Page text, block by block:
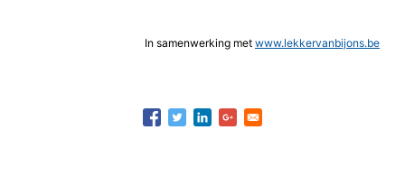
In samenwerking met www.lekkervanbijons.be